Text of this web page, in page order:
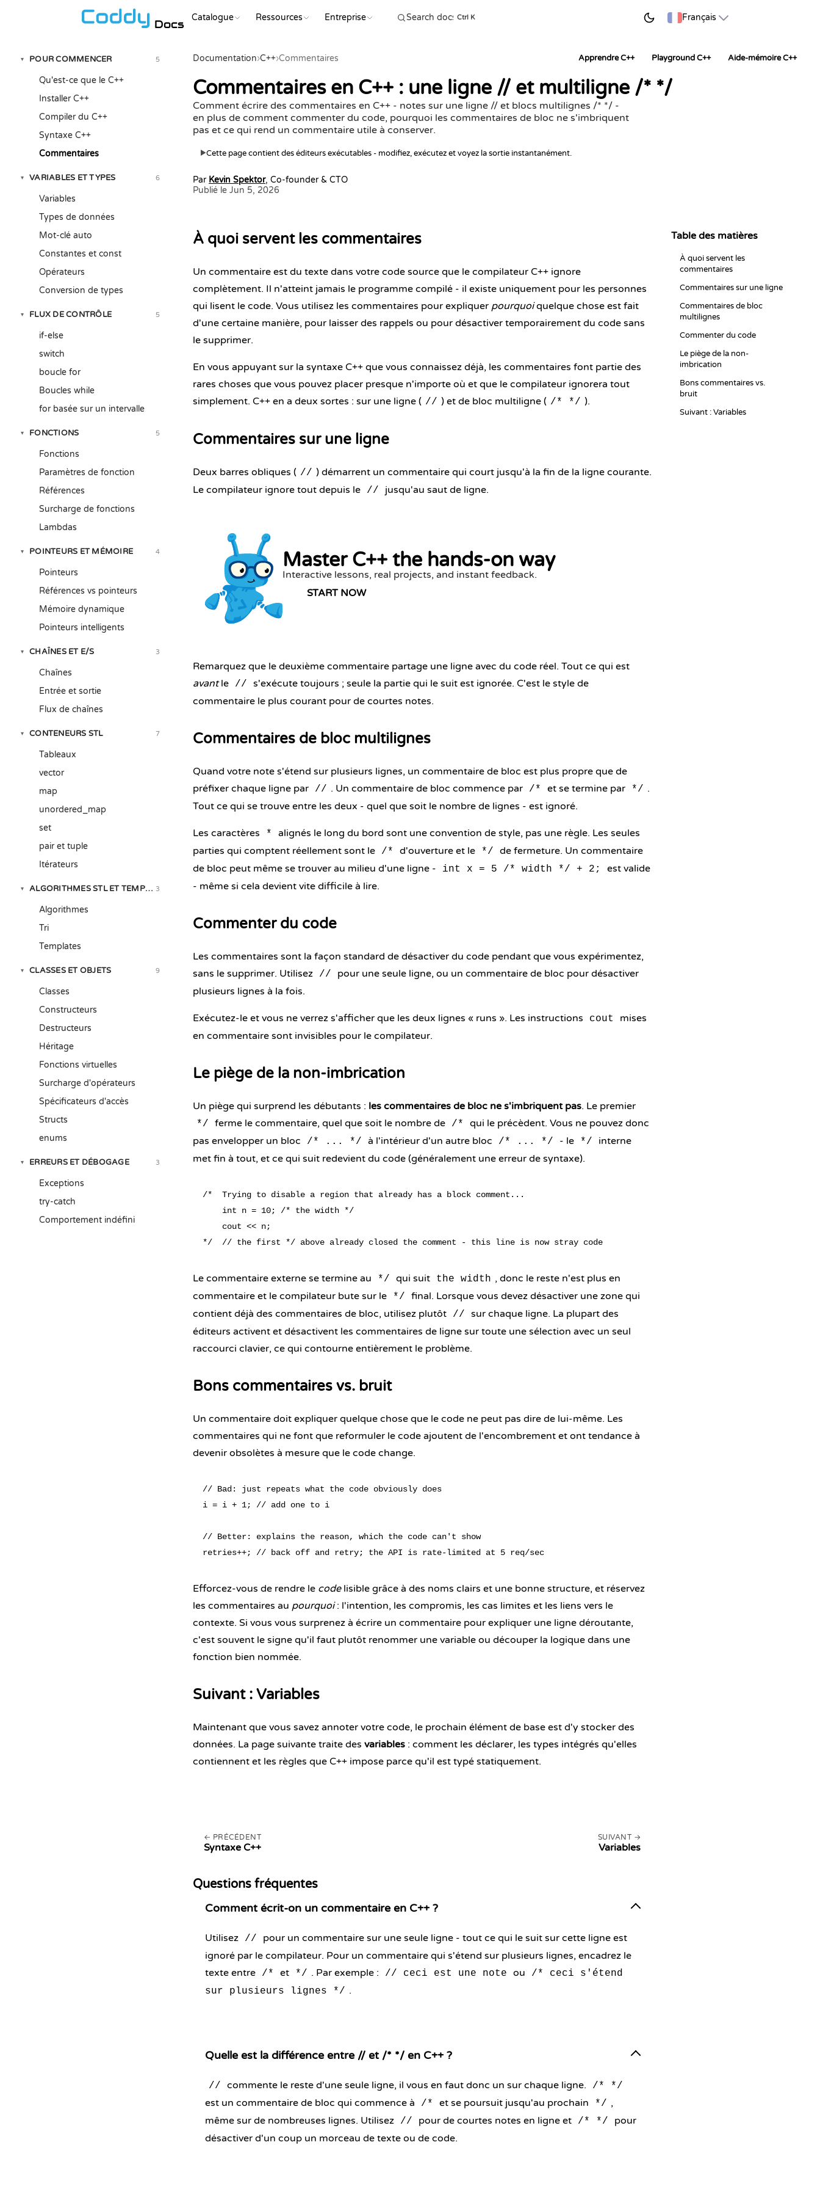
Docs Catalogue Ressources Entreprise Ctrl K Français
▾ POUR COMMENCER 5
Qu'est-ce que le C++
Installer C++
Compiler du C++
Syntaxe C++
Commentaires
▾ VARIABLES ET TYPES 6
Variables
Types de données
Mot-clé auto
Constantes et const
Opérateurs
Conversion de types
▾ FLUX DE CONTRÔLE 5
if-else
switch
boucle for
Boucles while
for basée sur un intervalle
▾ FONCTIONS 5
Fonctions
Paramètres de fonction
Références
Surcharge de fonctions
Lambdas
▾ POINTEURS ET MÉMOIRE 4
Pointeurs
Références vs pointeurs
Mémoire dynamique
Pointeurs intelligents
▾ CHAÎNES ET E/S 3
Chaînes
Entrée et sortie
Flux de chaînes
▾ CONTENEURS STL 7
Tableaux
vector
map
unordered_map
set
pair et tuple
Itérateurs
▾ ALGORITHMES STL ET TEMPLATES
3
Algorithmes
Tri
Templates
▾ CLASSES ET OBJETS 9
Classes
Constructeurs
Destructeurs
Héritage
Fonctions virtuelles
Surcharge d'opérateurs
Spécificateurs d'accès
Structs
enums
▾ ERREURS ET DÉBOGAGE 3
Exceptions
try-catch
Comportement indéfini
Documentation›C++›Commentaires Apprendre C++ Playground C++ Aide-mémoire C++
Commentaires en C++ : une ligne // et multiligne /* */
Comment écrire des commentaires en C++ - notes sur une ligne // et blocs multilignes /* */ -
en plus de comment commenter du code, pourquoi les commentaires de bloc ne s'imbriquent
pas et ce qui rend un commentaire utile à conserver.
▶Cette page contient des éditeurs exécutables - modifiez, exécutez et voyez la sortie instantanément.
Par Kevin Spektor, Co-founder & CTO
Publié le Jun 5, 2026
À quoi servent les commentaires
Un commentaire est du texte dans votre code source que le compilateur C++ ignore
complètement. Il n'atteint jamais le programme compilé - il existe uniquement pour les personnes
qui lisent le code. Vous utilisez les commentaires pour expliquer pourquoiquelque chose est fait
d'une certaine manière, pour laisser des rappels ou pour désactiver temporairement du code sans
le supprimer.
En vous appuyant sur la syntaxe C++ que vous connaissez déjà, les commentaires font partie des
rares choses que vous pouvez placer presque n'importe où et que le compilateur ignorera tout
simplement. C++ en a deux sortes : sur une ligne ( // ) et de bloc multiligne ( /* */ ).
Commentaires sur une ligne
Deux barres obliques ( // ) démarrent un commentaire qui court jusqu'à la fin de la ligne courante.
Le compilateur ignore tout depuis le
// jusqu'au saut de ligne.
Master C++ the hands-on way
Interactive lessons, real projects, and instant feedback.
START NOW
Remarquez que le deuxième commentaire partage une ligne avec du code réel. Tout ce qui est
avantle //
s'exécute toujours ; seule la partie qui le suit est ignorée. C'est le style de
commentaire le plus courant pour de courtes notes.
Commentaires de bloc multilignes
Quand votre note s'étend sur plusieurs lignes, un commentaire de bloc est plus propre que de
préfixer chaque ligne par
// . Un commentaire de bloc commence par /* et se termine par */ .
Tout ce qui se trouve entre les deux - quel que soit le nombre de lignes - est ignoré.
Les caractères *
alignés le long du bord sont une convention de style, pas une règle. Les seules
parties qui comptent réellement sont le
/* d'ouverture et le */
de fermeture. Un commentaire
de bloc peut même se trouver au milieu d'une ligne -
int x = 5 /* width */ + 2;
est valide
- même si cela devient vite difficile à lire.
Commenter du code
Les commentaires sont la façon standard de désactiver du code pendant que vous expérimentez,
sans le supprimer. Utilisez
//
pour une seule ligne, ou un commentaire de bloc pour désactiver
plusieurs lignes à la fois.
Exécutez-le et vous ne verrez s'afficher que les deux lignes « runs ». Les instructions cout
mises
en commentaire sont invisibles pour le compilateur.
Le piège de la non-imbrication
Un piège qui surprend les débutants : les commentaires de bloc ne s'imbriquent pas. Le premier
*/ ferme le commentaire, quel que soit le nombre de /*
qui le précèdent. Vous ne pouvez donc
pas envelopper un bloc
/* ... */ à l'intérieur d'un autre bloc /* ... */ - le */
interne
met fin à tout, et ce qui suit redevient du code (généralement une erreur de syntaxe).
/*  Trying to disable a region that already has a block comment...
    int n = 10; /* the width */
    cout << n;
Le commentaire externe se termine au */ qui suit the width , donc le reste n'est plus en
commentaire et le compilateur bute sur le
*/
final. Lorsque vous devez désactiver une zone qui
contient déjà des commentaires de bloc, utilisez plutôt
//
sur chaque ligne. La plupart des
éditeurs activent et désactivent les commentaires de ligne sur toute une sélection avec un seul
raccourci clavier, ce qui contourne entièrement le problème.
Bons commentaires vs. bruit
Un commentaire doit expliquer quelque chose que le code ne peut pas dire de lui-même. Les
commentaires qui ne font que reformuler le code ajoutent de l'encombrement et ont tendance à
devenir obsolètes à mesure que le code change.
// Bad: just repeats what the code obviously does
i = i + 1; // add one to i
// Better: explains the reason, which the code can't show
Efforcez-vous de rendre le codelisible grâce à des noms clairs et une bonne structure, et réservez
les commentaires au pourquoi: l'intention, les compromis, les cas limites et les liens vers le
contexte. Si vous vous surprenez à écrire un commentaire pour expliquer une ligne déroutante,
c'est souvent le signe qu'il faut plutôt renommer une variable ou découper la logique dans une
fonction bien nommée.
Suivant : Variables
Maintenant que vous savez annoter votre code, le prochain élément de base est d'y stocker des
données. La page suivante traite des variables : comment les déclarer, les types intégrés qu'elles
contiennent et les règles que C++ impose parce qu'il est typé statiquement.
PRÉCÉDENT
Syntaxe C++
SUIVANT
Variables
Questions fréquentes
Comment écrit-on un commentaire en C++ ?
Utilisez //
pour un commentaire sur une seule ligne - tout ce qui le suit sur cette ligne est
ignoré par le compilateur. Pour un commentaire qui s'étend sur plusieurs lignes, encadrez le
texte entre
/* et */ . Par exemple : // ceci est une note ou
/* ceci s'étend
sur plusieurs lignes */ .
Quelle est la différence entre // et /* */ en C++ ?
// commente le reste d'une seule ligne, il vous en faut donc un sur chaque ligne. /* */
est un commentaire de bloc qui commence à /* et se poursuit jusqu'au prochain */ ,
même sur de nombreuses lignes. Utilisez
// pour de courtes notes en ligne et /* */
pour
désactiver d'un coup un morceau de texte ou de code.
Table des matières
À quoi servent les
commentaires
Commentaires sur une ligne
Commentaires de bloc
multilignes
Commenter du code
Le piège de la non-
imbrication
Bons commentaires vs.
bruit
Suivant : Variables